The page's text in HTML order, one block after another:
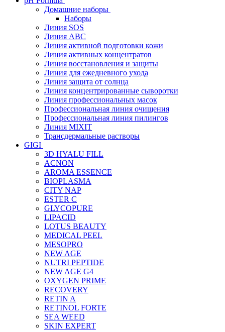
Домашние наборы
Наборы
Линия SOS
Линия АВС
Линия активной подготовки кожи
Линия активных концентратов
Линия восстановления и защиты
Линия для ежедневного ухода
Линия защита от солнца
Линия концентрированные сыворотки
Линия профессиональных масок
Профессиональная линия очищения
Профессиональная линия пилингов
Линия MIXIT
Трансдермальные растворы
GIGI
3D HYALU FILL
ACNON
AROMA ESSENCE
BIOPLASMA
CITY NAP
ESTER C
GLYCOPURE
LIPACID
LOTUS BEAUTY
MEDICAL PEEL
MESOPRO
NEW AGE
NUTRI PEPTIDE
NEW AGE G4
OXYGEN PRIME
RECOVERY
RETIN A
RETINOL FORTE
SEA WEED
SKIN EXPERT